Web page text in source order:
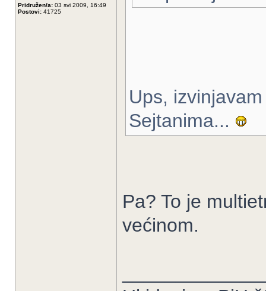
Pridružen/a: 03 svi 2009, 16:49
Postovi: 41725
Ups,
Sejtanima...
Pa? To je
većinom.